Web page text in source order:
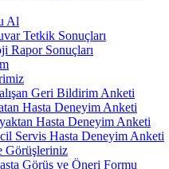
Al
Tetkik Sonuçları
Rapor Sonuçları
Geri Bildirim Anketi
Hasta Deneyim Anketi
Hasta Deneyim Anketi
Servis Hasta Deneyim Anketi
Görüşleriniz
Görüş ve Öneri Formu